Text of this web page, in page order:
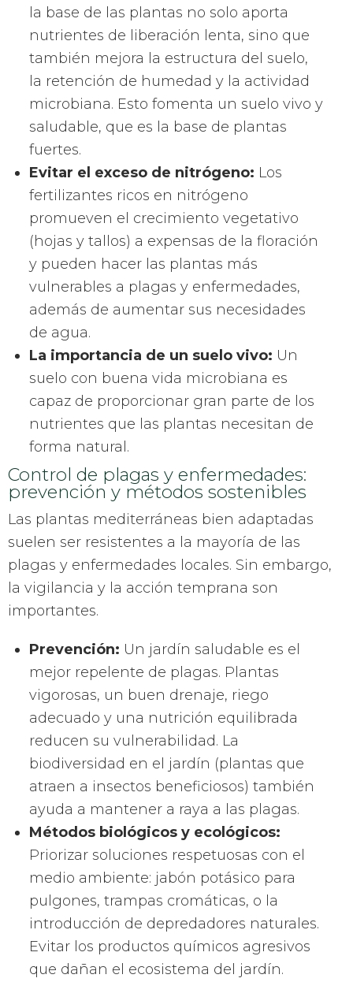
la base de las plantas no solo aporta
nutrientes de liberación lenta, sino que
también mejora la estructura del suelo,
la retención de humedad y la actividad
microbiana. Esto fomenta un suelo vivo y
saludable, que es la base de plantas
fuertes.
Evitar el exceso de nitrógeno: Los
fertilizantes ricos en nitrógeno
promueven el crecimiento vegetativo
(hojas y tallos) a expensas de la floración
y pueden hacer las plantas más
vulnerables a plagas y enfermedades,
además de aumentar sus necesidades
de agua.
La importancia de un suelo vivo: Un
suelo con buena vida microbiana es
capaz de proporcionar gran parte de los
nutrientes que las plantas necesitan de
forma natural.
Control de plagas y enfermedades:
prevención y métodos sostenibles
Las plantas mediterráneas bien adaptadas
suelen ser resistentes a la mayoría de las
plagas y enfermedades locales. Sin embargo,
la vigilancia y la acción temprana son
importantes.
Prevención: Un jardín saludable es el
mejor repelente de plagas. Plantas
vigorosas, un buen drenaje, riego
adecuado y una nutrición equilibrada
reducen su vulnerabilidad. La
biodiversidad en el jardín (plantas que
atraen a insectos beneficiosos) también
ayuda a mantener a raya a las plagas.
Métodos biológicos y ecológicos:
Priorizar soluciones respetuosas con el
medio ambiente: jabón potásico para
pulgones, trampas cromáticas, o la
introducción de depredadores naturales.
Evitar los productos químicos agresivos
que dañan el ecosistema del jardín.